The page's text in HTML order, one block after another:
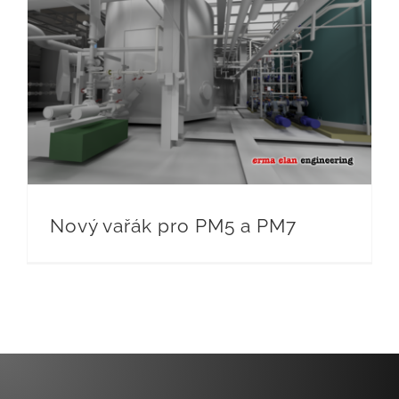
Nový vařák pro PM5 a PM7